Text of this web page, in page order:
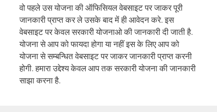
वो पहले उस योजना की ऑफिसियल वेबसाइट पर जाकर पूरी
जानकारी प्राप्त कर ले उसके बाद में ही आवेदन करे. इस
वेबसाइट पर केवल सरकारी योजनाओ की जानकारी दी जाती है.
योजना से आप को फायदा होगा या नहीं इस के लिए आप को
योजना से सम्बन्धित वेबसाइट पर जाकर जानकारी प्राप्त करनी
होगी. हमारा उद्देश्य केवल आप तक सरकारी योजना की जानकारी
साझा करना है.